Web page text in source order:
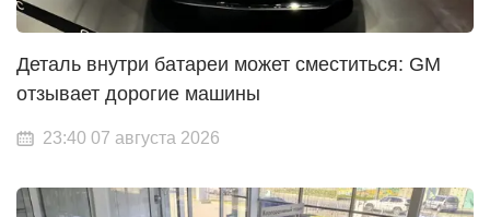
Деталь внутри батареи может сместиться: GM
отзывает дорогие машины
23:40 07 августа 2026